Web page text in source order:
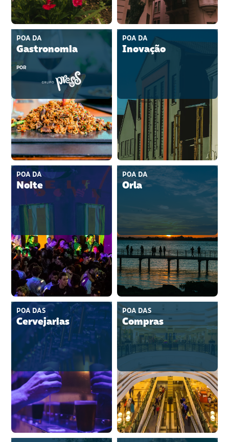
POA DA
Gastronomia
POR
POA DA
Inovação
POA DA
Noite
POA DA
Orla
POA DAS
Cervejarias
POA DAS
Compras